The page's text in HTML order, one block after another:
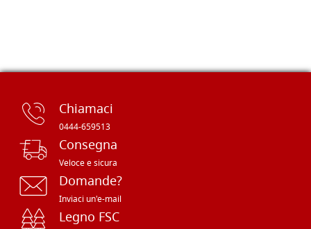
Chiamaci
0444-659513
Consegna
Veloce e sicura
Domande?
Inviaci un'e-mail
Legno FSC